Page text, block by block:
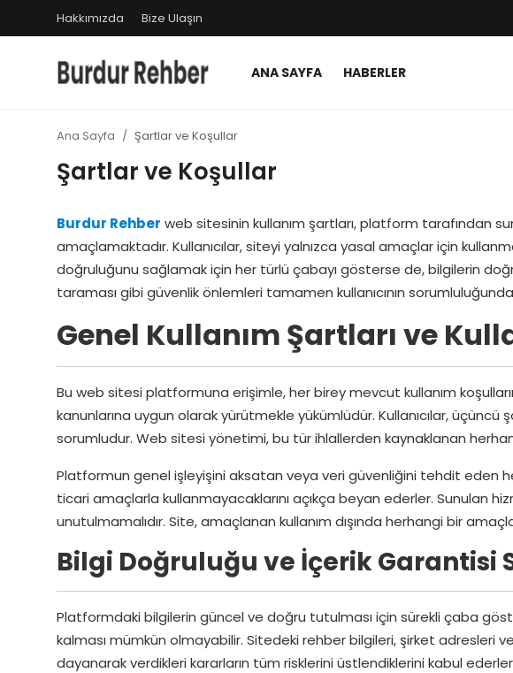
Hakkımızda Bize Ulaşın
ANA SAYFA
HABERLER
Haberler
Bize Ulaşın
Ana Sayfa Şartlar ve Koşullar
Şartlar ve Koşullar
Burdur Rehber web sitesinin kullanım şartları, platform tarafından
amaçlamaktadır. Kullanıcılar, siteyi yalnızca yasal amaçlar için
doğruluğunu sağlamak için her türlü çabayı gösterse de, bilgilerin
taraması gibi güvenlik önlemleri tamamen kullanıcının
Genel Kullanım Şartları ve
Bu web sitesi platformuna erişimle, her birey mevcut kullanım
kanunlarına uygun olarak yürütmekle yükümlüdür. Kullanıcılar, üçüncü
sorumludur. Web sitesi yönetimi, bu tür ihlallerden kaynaklanan
Platformun genel işleyişini aksatan veya veri güvenliğini tehdit eden
ticari amaçlarla kullanmayacaklarını açıkça beyan ederler. Sunulan
unutulmamalıdır. Site, amaçlanan kullanım dışında herhangi bir
Bilgi Doğruluğu ve İçerik Garantisi
Platformdaki bilgilerin güncel ve doğru tutulması için sürekli çaba
kalması mümkün olmayabilir. Sitedeki rehber bilgileri, şirket adresleri
dayanarak verdikleri kararların tüm risklerini üstlendiklerini kabul